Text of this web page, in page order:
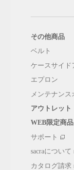
その他商品
ベルト
ケースサイド
エプロン
メンテナンス
アウトレット
WEB限定商品
サポート
sacraについて
カタログ請求